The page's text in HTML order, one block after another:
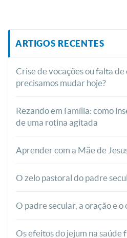
ARTIGOS RECENTES
Crise de vocações ou falta de
precisamos mudar hoje?
Rezando em família: como
de uma rotina agitada
Aprender com a Mãe de
O zelo pastoral do padre
O padre secular, a oração e
Os efeitos do jejum na saúde